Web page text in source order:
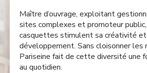
Maître d’ouvrage, exploitant
sites complexes et promoteur
casquettes stimulent sa créativité
développement. Sans cloisonner les
Pariseine fait de cette diversité une
au quotidien. ​